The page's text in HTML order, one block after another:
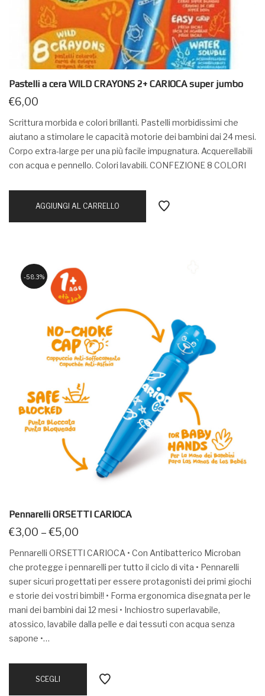
Pastelli a cera WILD CRAYONS 2+ CARIOCA super jumbo
€6,00
Scrittura morbida e colori brillanti. Pastelli morbidissimi che
aiutano a stimolare le capacità motorie dei bambini dai 24 mesi.
Corpo extra-large per una più facile impugnatura. Acquerellabili
con acqua e pennello. Colori lavabili. CONFEZIONE 8 COLORI
AGGIUNGI AL CARRELLO
58.3%
Pennarelli ORSETTI CARIOCA
€3,00 –€5,00
Pennarelli ORSETTI CARIOCA • Con Antibatterico Microban
che protegge i pennarelli per tutto il ciclo di vita • Pennarelli
super sicuri progettati per essere protagonisti dei primi giochi
e storie dei vostri bimbi!! • Forma ergonomica disegnata per le
mani dei bambini dai 12 mesi • Inchiostro superlavabile,
atossico, lavabile dalla pelle e dai tessuti con acqua senza
sapone •…
SCEGLI